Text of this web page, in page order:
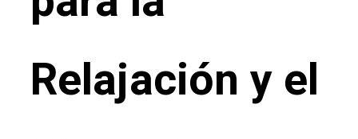
Relajación y el